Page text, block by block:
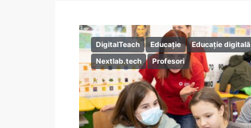
DigitalTeach Educație
Educație digitală
Nextlab.tech
Profesori